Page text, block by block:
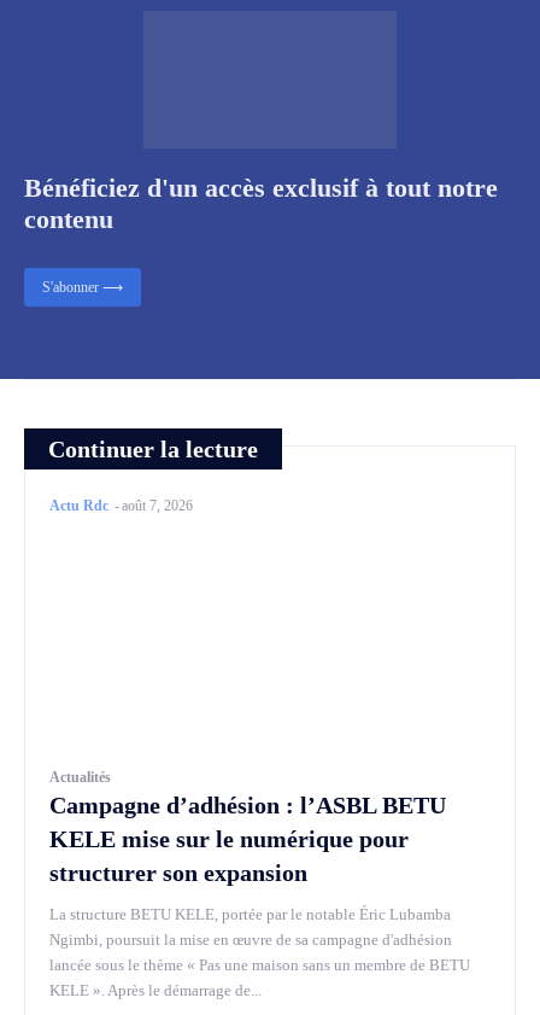
Continuer la lecture
Actu Rdc -août 7, 2026
Actualités
Campagne d’adhésion : l’ASBL BETU
KELE mise sur le numérique pour
structurer son expansion
La structure BETU KELE, portée par le notable Éric Lubamba
Ngimbi, poursuit la mise en œuvre de sa campagne d'adhésion
lancée sous le thème « Pas une maison sans un membre de BETU
KELE ». Après le démarrage de...
Bénéficiez d'un accès exclusif à tout notre
contenu
S'abonner ⟶